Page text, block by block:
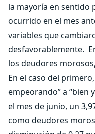
la mayoría en sentido
ocurrido en el mes
variables que
desfavorablemente.
los deudores
En el caso del
empeorando” a “bien
el mes de junio, un
como deudores